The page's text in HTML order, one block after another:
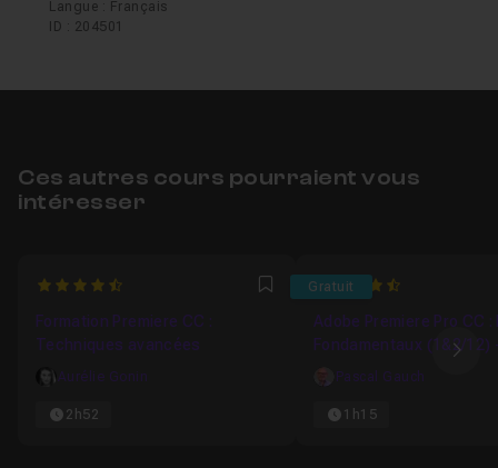
fichiers vidéo, vous permettant ainsi de travailler de
Langue : Français
ID : 204501
Ces autres cours pourraient vous
intéresser
4.625 Favori
Formation Premiere CC :
Techniques avancées
Aurélie Gonin
2h52
Gratuit
4.8026315789474
Adobe Premiere Pro CC :
Fondamentaux (1&2/12)
Découvrir Premiere Pro
Préparation et
Médias
Pascal Gauch
1h15